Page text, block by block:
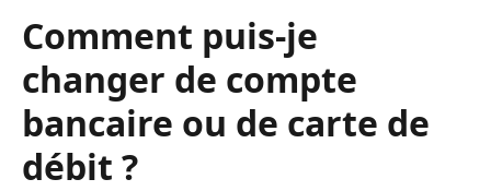
Comment puis-je
changer de compte
bancaire ou de carte de
débit ?